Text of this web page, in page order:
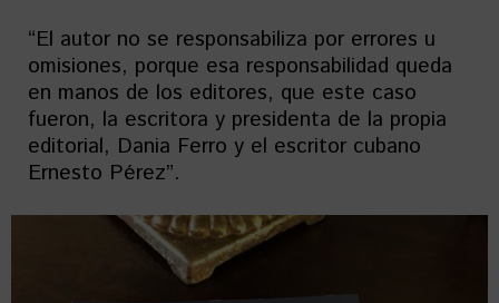
“El autor no se responsabiliza por errores u
omisiones, porque esa responsabilidad queda
en manos de los editores, que este caso
fueron, la escritora y presidenta de la propia
editorial, Dania Ferro y el escritor cubano
Ernesto Pérez”.